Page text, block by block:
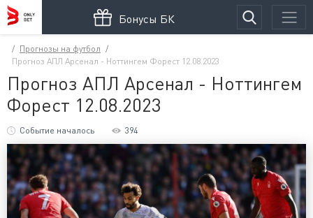
Бонусы БК
Прогнозы на футбол
Прогноз АПЛ Арсенал - Ноттингем Форест 12.08.2023
Прогноз АПЛ Арсенал - Ноттингем
Форест 12.08.2023
Событие началось 394